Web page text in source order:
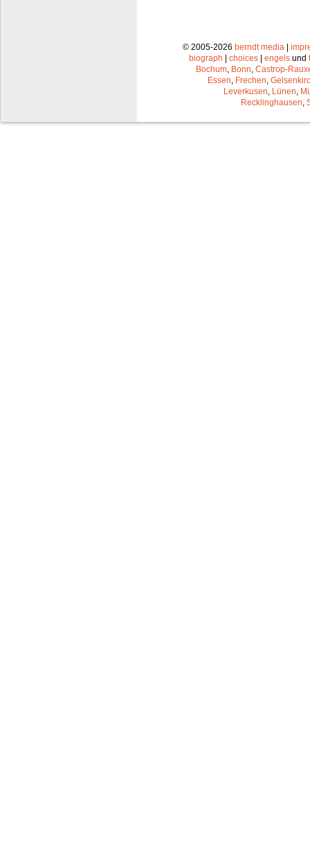
© 2005-2026 berndt media |
biograph | choices | engels und
Bochum Bonn Castrop-
Essen Frechen
Leverkusen Lünen
Recklinghausen